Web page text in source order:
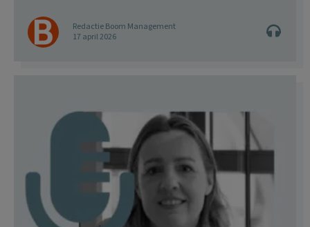
Redactie Boom Management
17 april 2026